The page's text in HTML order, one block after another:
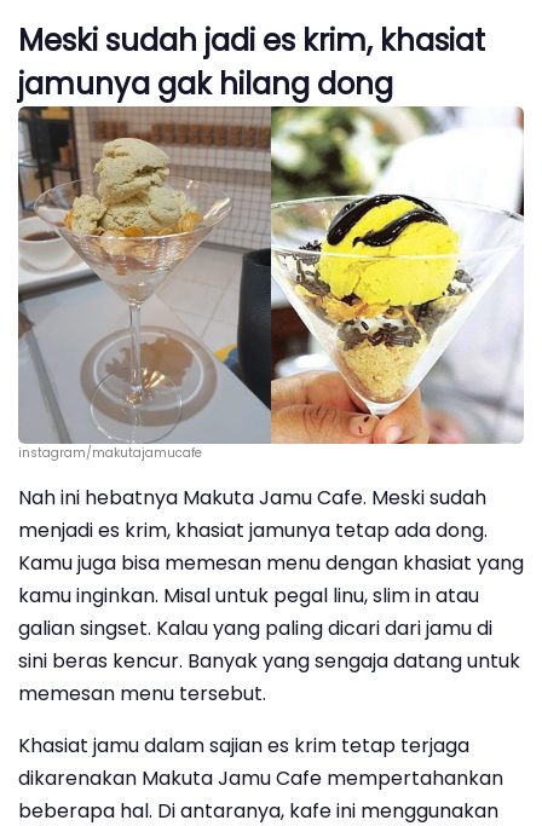
Meski sudah jadi es krim, khasiat
jamunya gak hilang dong
instagram/makutajamucafe
Nah ini hebatnya Makuta Jamu Cafe. Meski sudah
menjadi es krim, khasiat jamunya tetap ada dong.
Kamu juga bisa memesan menu dengan khasiat yang
kamu inginkan. Misal untuk pegal linu, slim in atau
galian singset. Kalau yang paling dicari dari jamu di
sini beras kencur. Banyak yang sengaja datang untuk
memesan menu tersebut.
Khasiat jamu dalam sajian es krim tetap terjaga
dikarenakan Makuta Jamu Cafe mempertahankan
beberapa hal. Di antaranya, kafe ini menggunakan